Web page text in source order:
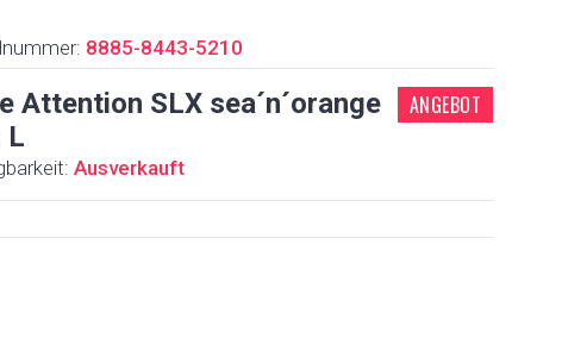
8885-8443-5210
Attention SLX sea´n´orange
L
ANGEBOT
Ausverkauft